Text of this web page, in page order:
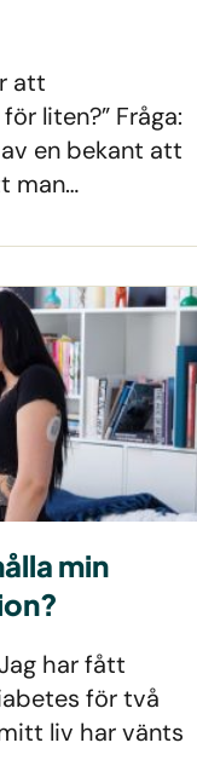
att
liten?” Fråga:
en bekant att
man…
min
har fått
för två
liv har vänts